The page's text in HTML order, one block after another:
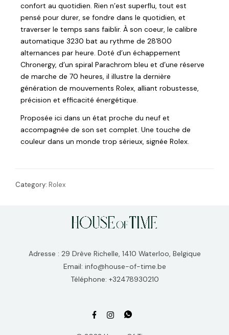
confort au quotidien. Rien n’est superflu, tout est
pensé pour durer, se fondre dans le quotidien, et
traverser le temps sans faiblir. À son coeur, le calibre
automatique 3230 bat au rythme de 28’800
alternances par heure. Doté d’un échappement
Chronergy, d’un spiral Parachrom bleu et d’une réserve
de marche de 70 heures, il illustre la dernière
génération de mouvements Rolex, alliant robustesse,
précision et efficacité énergétique.
Proposée ici dans un état proche du neuf et
accompagnée de son set complet. Une touche de
couleur dans un monde trop sérieux, signée Rolex.
Category: Rolex
Adresse : 29 Drève Richelle, 1410 Waterloo, Belgique
Email: info@house-of-time.be
Téléphone: +32478930210